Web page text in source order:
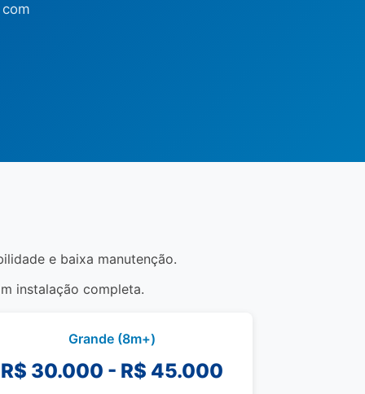
e baixa manutenção.
instalação completa.
Grande (8m+)
R$ 30.000 - R$ 45.000